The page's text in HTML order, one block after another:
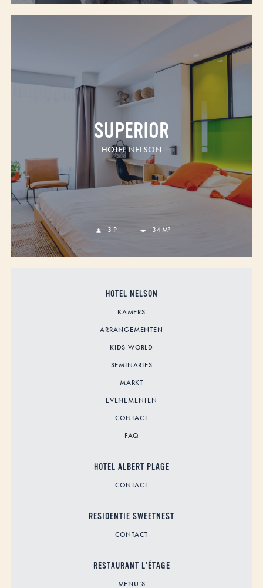
SUPERIOR
HOTEL NELSON
3 P 34 M²
HOTEL NELSON
KAMERS
ARRANGEMENTEN
KIDS WORLD
SEMINARIES
MARKT
EVENEMENTEN
CONTACT
FAQ
HOTEL ALBERT PLAGE
CONTACT
RESIDENTIE SWEETNEST
CONTACT
RESTAURANT L'ÉTAGE
MENU’S